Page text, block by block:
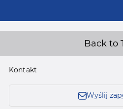
Back to
Kontakt
Wyślij